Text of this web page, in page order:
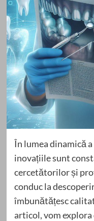
În lumea dinamică
inovațiile sunt
cercetătorilor și
conduc la
îmbunătățesc
articol, vom